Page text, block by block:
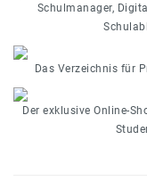
Schulmanager,
Das Verzeichnis für
Der exklusive Online-